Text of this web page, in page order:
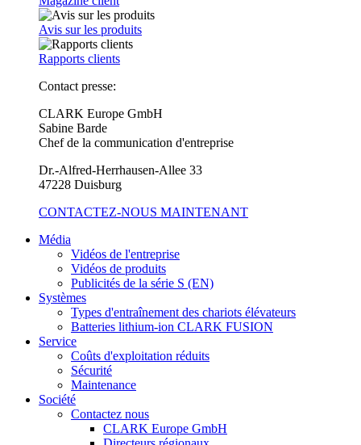
Avis sur les produits
Rapports clients
Contact presse:
CLARK Europe GmbH
Sabine Barde
Chef de la communication d'entreprise
Dr.-Alfred-Herrhausen-Allee 33
47228 Duisburg
CONTACTEZ-NOUS MAINTENANT
Média
Vidéos de l'entreprise
Vidéos de produits
Publicités de la série S (EN)
Systèmes
Types d'entraînement des chariots élévateurs
Batteries lithium-ion CLARK FUSION
Service
Coûts d'exploitation réduits
Sécurité
Maintenance
Société
Contactez nous
CLARK Europe GmbH